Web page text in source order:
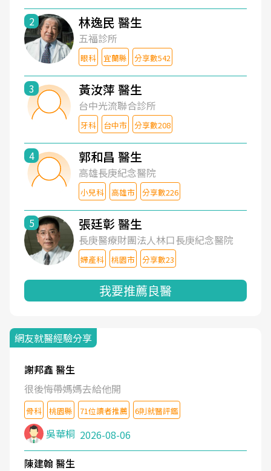
2 林逸民 醫生
五福診所
眼科 宜蘭縣 分享數542
3 黃汝萍 醫生
台中光流聯合診所
牙科 台中市 分享數208
4 郭和昌 醫生
高雄長庚紀念醫院
小兒科 高雄市 分享數226
5 張廷彰 醫生
長庚醫療財團法人林口長庚紀念醫院
婦產科 桃園市 分享數23
我要推薦良醫
網友就醫經驗分享
謝邦鑫 醫生
很後悔帶媽媽去給他開
骨科 桃園縣 71位讀者推薦 6則就醫評鑑
吳華桐 2026-08-06
陳建翰 醫生